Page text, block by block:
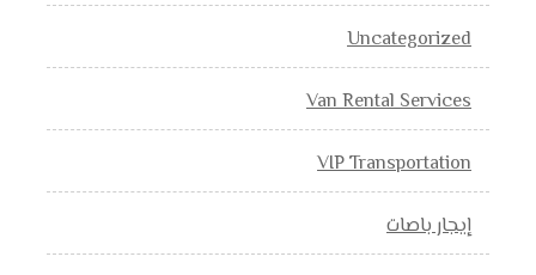
Uncategorized
Van Rental Services
VIP Transportation
إيجار باصات